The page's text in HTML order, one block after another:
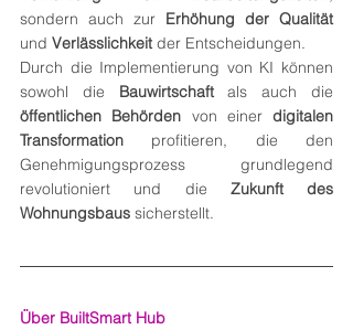
sondern auch zur Erhöhung der Qualität
und Verlässlichkeit der Entscheidungen.
Durch die Implementierung von KI können
sowohl die Bauwirtschaft
öffentlichen Behörden von einer digitalen
Transformation profitieren, die den
Genehmigungsprozess grundlegend
revolutioniert und die Zukunft des
Wohnungsbaus sicherstellt.
Über BuiltSmart Hub